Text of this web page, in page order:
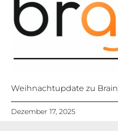
Weihnachtupdate zu
Dezember 17, 2025